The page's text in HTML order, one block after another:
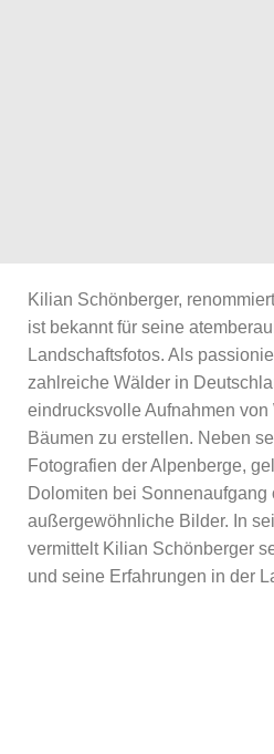
Kilian Schönberger,
ist bekannt für seine
Landschaftsfotos. Als
zahlreiche Wälder in
eindrucksvolle Aufnahmen von
Bäumen zu erstellen. Neben
Fotografien der Alpenberge,
Dolomiten bei Sonnenaufgang
außergewöhnliche Bilder. In
vermittelt Kilian Schönberger
und seine Erfahrungen in der